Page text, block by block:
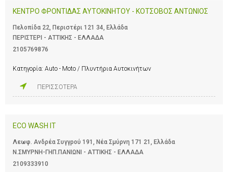
ΚΕΝΤΡΟ ΦΡΟΝΤΙΔΑΣ ΑΥΤΟΚΙΝΗΤΟΥ - ΚΟΤΣΟΒΟΣ ΑΝΤΩΝΙΟΣ
Πελοπίδα 22, Περιστέρι 121 34, Ελλάδα
ΠΕΡΙΣΤΕΡΙ - ΑΤΤΙΚΗΣ - ΕΛΛΑΔΑ
2105769876
Κατηγορία: Auto - Moto / Πλυντήρια Αυτοκινήτων
ΠΕΡΙΣΣΟΤΕΡΑ
ECO WASH IT
Λεωφ. Ανδρέα Συγγρού 191, Νέα Σμύρνη 171 21, Ελλάδα
Ν.ΣΜΥΡΝΗ-ΓΗΠ.ΠΑΝΙΩΝΙ - ΑΤΤΙΚΗΣ - ΕΛΛΑΔΑ
2109333910